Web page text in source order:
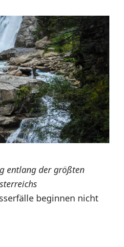
entlang der größten
beginnen nicht